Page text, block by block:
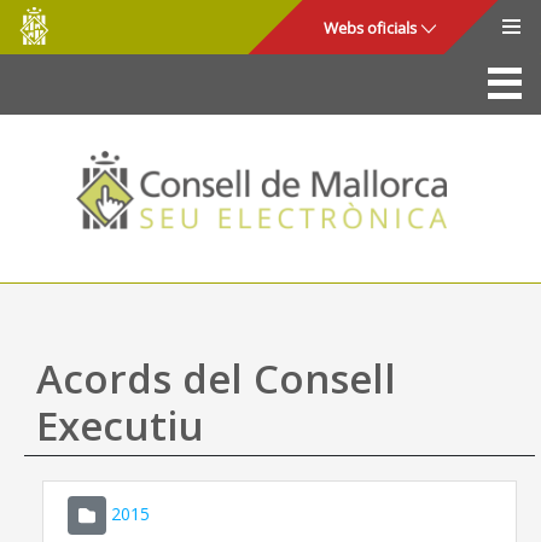
Salta al contingut principal
Consell
de
Mallorca
Webs oficials
La Seu
Consell de Mallorca
Accés i seguretat
Utilitats
Ajuda
Acords del Consell
Executiu
2015